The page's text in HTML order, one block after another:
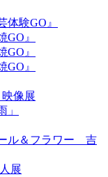
体験GO』
GO』
GO』
GO』
像展
」
ル＆フラワー 吉
展